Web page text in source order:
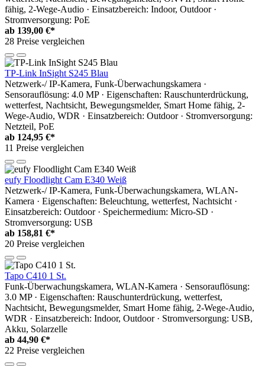
fähig, 2-Wege-Audio · Einsatzbereich: Indoor, Outdoor ·
Stromversorgung: PoE
ab 139,00 €*
28 Preise vergleichen
TP-Link InSight S245 Blau
Netzwerk-/ IP-Kamera, Funk-Überwachungskamera ·
Sensorauflösung: 4.0 MP · Eigenschaften: Rauschunterdrückung,
wetterfest, Nachtsicht, Bewegungsmelder, Smart Home fähig, 2-
Wege-Audio, WDR · Einsatzbereich: Outdoor · Stromversorgung:
Netzteil, PoE
ab 124,95 €*
11 Preise vergleichen
eufy Floodlight Cam E340 Weiß
Netzwerk-/ IP-Kamera, Funk-Überwachungskamera, WLAN-
Kamera · Eigenschaften: Beleuchtung, wetterfest, Nachtsicht ·
Einsatzbereich: Outdoor · Speichermedium: Micro-SD ·
Stromversorgung: USB
ab 158,81 €*
20 Preise vergleichen
Tapo C410 1 St.
Funk-Überwachungskamera, WLAN-Kamera · Sensorauflösung:
3.0 MP · Eigenschaften: Rauschunterdrückung, wetterfest,
Nachtsicht, Bewegungsmelder, Smart Home fähig, 2-Wege-Audio,
WDR · Einsatzbereich: Indoor, Outdoor · Stromversorgung: USB,
Akku, Solarzelle
ab 44,90 €*
22 Preise vergleichen